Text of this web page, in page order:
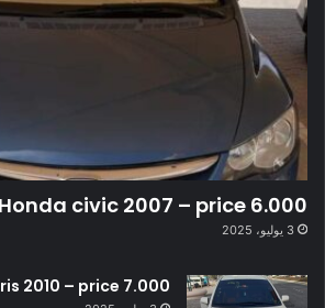
Honda civic 2007 – price 6.000
3 يوليو، 2025
2010 – price 7.000